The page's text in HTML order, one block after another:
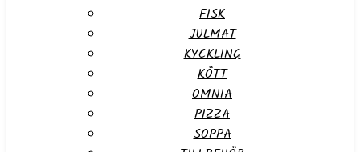
FISK
JULMAT
KYCKLING
KÖTT
OMNIA
PIZZA
SOPPA